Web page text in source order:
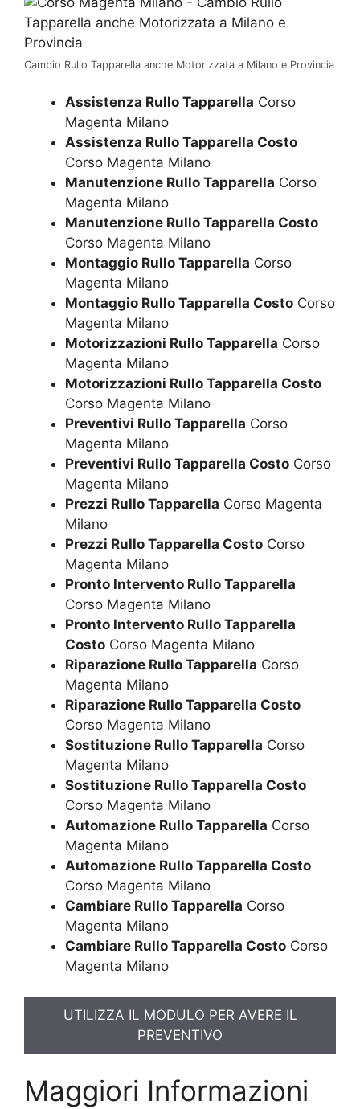
Cambio Rullo Tapparella anche Motorizzata a Milano e Provincia
Assistenza Rullo Tapparella Corso
Magenta Milano
Assistenza Rullo Tapparella Costo
Corso Magenta Milano
Manutenzione Rullo Tapparella Corso
Magenta Milano
Manutenzione Rullo Tapparella Costo
Corso Magenta Milano
Montaggio Rullo Tapparella Corso
Magenta Milano
Montaggio Rullo Tapparella Costo Corso
Magenta Milano
Motorizzazioni Rullo Tapparella Corso
Magenta Milano
Motorizzazioni Rullo Tapparella Costo
Corso Magenta Milano
Preventivi Rullo Tapparella Corso
Magenta Milano
Preventivi Rullo Tapparella Costo Corso
Magenta Milano
Prezzi Rullo Tapparella Corso Magenta
Milano
Prezzi Rullo Tapparella Costo Corso
Magenta Milano
Pronto Intervento Rullo Tapparella
Corso Magenta Milano
Pronto Intervento Rullo Tapparella
Costo Corso Magenta Milano
Riparazione Rullo Tapparella Corso
Magenta Milano
Riparazione Rullo Tapparella Costo
Corso Magenta Milano
Sostituzione Rullo Tapparella Corso
Magenta Milano
Sostituzione Rullo Tapparella Costo
Corso Magenta Milano
Automazione Rullo Tapparella Corso
Magenta Milano
Automazione Rullo Tapparella Costo
Corso Magenta Milano
Cambiare Rullo Tapparella Corso
Magenta Milano
Cambiare Rullo Tapparella Costo Corso
Magenta Milano
UTILIZZA IL MODULO PER AVERE IL
PREVENTIVO
Maggiori Informazioni